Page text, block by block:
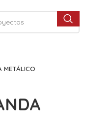
METÁLICO